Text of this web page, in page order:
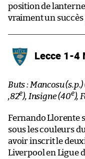
position de
vraiment un
Lecce 1-4
Buts : Mancosu (s.p.)
,82e), Insigne (40e),
Fernando Llorente
sous les couleurs
avoir inscrit le
Liverpool en Ligue